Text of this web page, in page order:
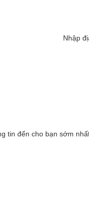
Nhập
tin đến cho bạn sớm